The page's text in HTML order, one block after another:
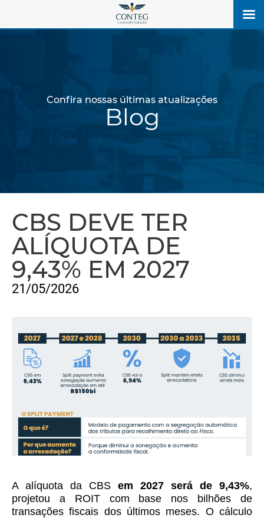
Confira nossas últimas atualizações
Blog
CBS DEVE TER
ALÍQUOTA DE
9,43% EM 2027
21/05/2026
A alíquota da CBS em 2027 será de 9,43%,
projetou a ROIT com base nos bilhões de
transações fiscais dos últimos meses. O cálculo